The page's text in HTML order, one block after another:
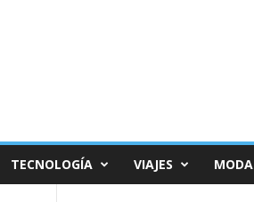
TECNOLOGÍA VIAJES MODA